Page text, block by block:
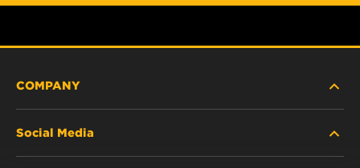
COMPANY
Social Media